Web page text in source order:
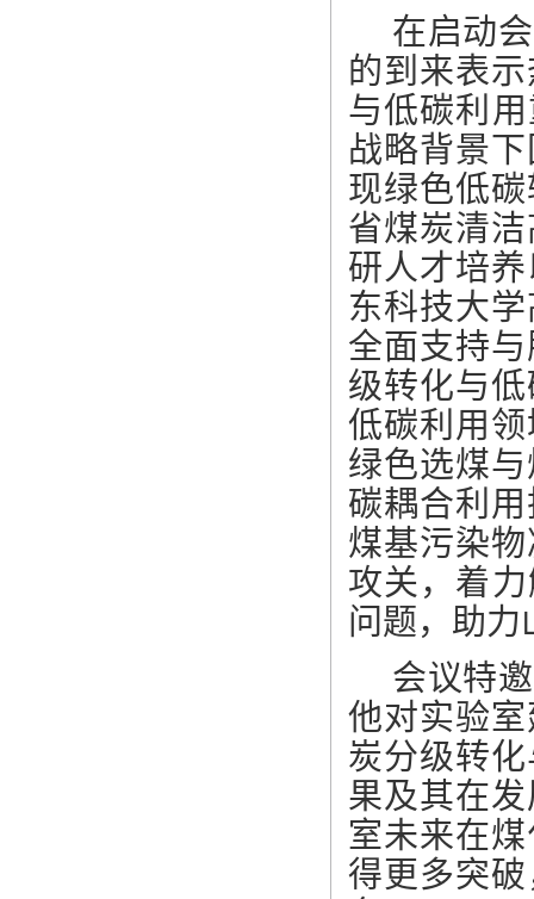
在启动
的到来表
与低碳利
战略背景
现绿色低
省煤炭清
研人才培
东科技大
全面支持
级转化与
低碳利用
绿色选煤
碳耦合利
煤基污染
攻关，着
问题，助力
会议特
他对实验
炭分级转
果及其在
室未来在
得更多突